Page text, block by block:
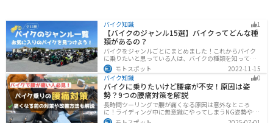
バイク知識 1
【バイクのジャンル15選】バイクってどんな種
類があるの？
バイクをジャンルごとにまとめました！これからバイク
に乗りたいと思っている人は、バイクの種類を知って気
になる1台を見つけましょう。特徴やメリットデメリット
なども記載しているので、デザインだけでなく性能から
もバイクを探せるようになると失敗しないバイク選びば
できるようになります。
モトスポット
2022-11-15
バイク知識
0
バイクに乗りたいけど腰痛が不安！原因は姿
勢？9つの腰痛対策を解説
長時間ツーリングで腰が痛くなる原因は意外なところ
に！ライディング中に無意識にやってしまうNG姿勢や体
への負担、今すぐ見直せる予防・対策法をわかりやすく